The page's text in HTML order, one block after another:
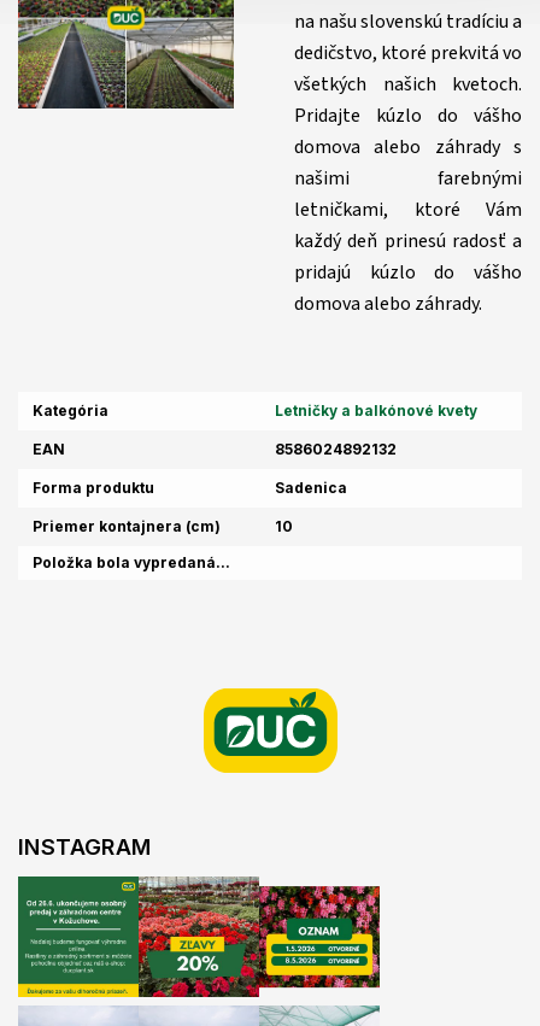
na našu slovenskú tradíciu a
dedičstvo, ktoré prekvitá vo
všetkých našich kvetoch.
Pridajte kúzlo do vášho
domova alebo záhrady s
našimi farebnými
letničkami, ktoré Vám
každý deň prinesú radosť a
pridajú kúzlo do vášho
domova alebo záhrady.
Kategória Letničky a balkónové kvety
EAN 8586024892132
Forma produktu Sadenica
Priemer kontajnera (cm)
10
Položka bola vypredaná…
INSTAGRAM